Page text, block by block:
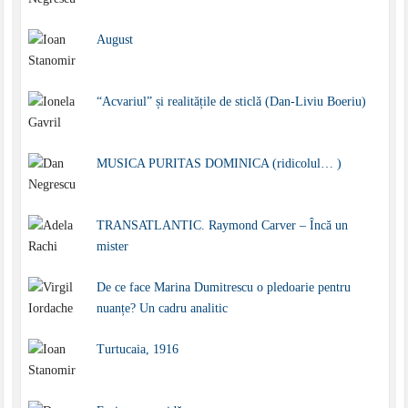
August
“Acvariul” și realitățile de sticlă (Dan-Liviu Boeriu)
MUSICA PURITAS DOMINICA (ridicolul… )
TRANSATLANTIC. Raymond Carver – Încă un
mister
De ce face Marina Dumitrescu o pledoarie pentru
nuanțe? Un cadru analitic
Turtucaia, 1916